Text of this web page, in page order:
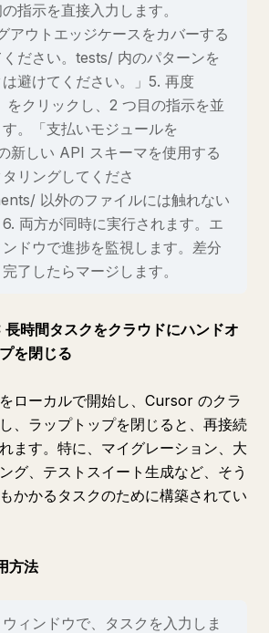
指示を直接入力します。
アウトエッジケースをカバーする
ださい。tests/ 内のパターンを
避けてください。」5. 再度
をクリックし、2 つ目の指示を並
。「支払いモジュールを
新しい API スキーマを使用する
リングしてくださ
以外のファイルには触れない
両方が同時に実行されます。エ
ドウで進捗を監視します。差分
了したらマージします。
時間タスクをクラウドにハンドオ
を閉じる
ローカルで開始し、Cursor のクラ
、ラップトップを閉じると、再接続
ます。特に、マイグレーション、大
グ、テストスイート生成など、そう
かかるタスクのために構築されてい
方法
ィンドウで、タスクを入力しま